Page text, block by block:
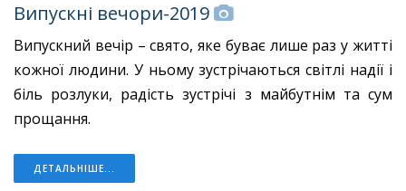
Випускні вечори-2019
Випускний вечір – свято, яке буває лише раз у житті
кожної людини. У ньому зустрічаються світлі надії і
біль розлуки, радість зустрічі з майбутнім та сум
прощання.
ДЕТАЛЬНІШЕ...